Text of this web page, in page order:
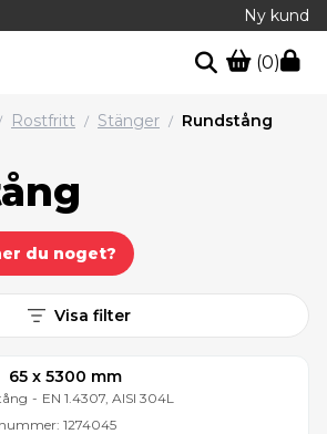
Ny kund
(0)
Rostfritt / Stänger / Rundstång
du noget?
Visa filter
65 x 5300 mm
- EN 1.4307, AISI 304L
1274045